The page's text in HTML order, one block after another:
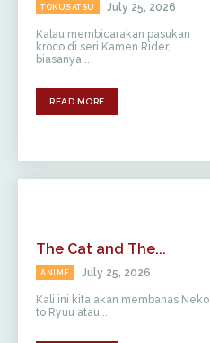
TOKUSATSU July 25, 2026
Kalau membicarakan pasukan
kroco di seri Kamen Rider,
biasanya...
READ MORE
The Cat and The...
ANIME July 25, 2026
Kali ini kita akan membahas Neko
to Ryuu atau...